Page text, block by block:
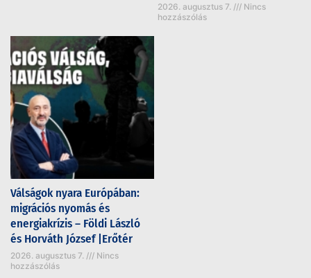
2026. augusztus 7.
Nincs
hozzászólás
Válságok nyara Európában:
migrációs nyomás és
energiakrízis – Földi László
és Horváth József |Erőtér
2026. augusztus 7.
Nincs
hozzászólás